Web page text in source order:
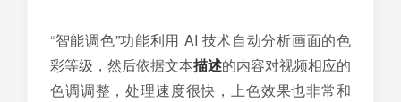
“智能调色”功能利用 AI 技术自动分析画面的色
彩等级，然后依据文本描述的内容对视频相应的
色调调整，处理速度很快，上色效果也非常和